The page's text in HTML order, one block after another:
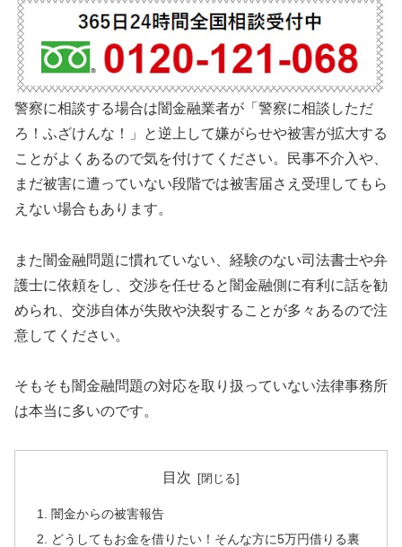
警察に相談する場合は闇金融業者が「警察に相談しただ
ろ！ふざけんな！」と逆上して嫌がらせや被害が拡大する
ことがよくあるので気を付けてください。民事不介入や、
まだ被害に遭っていない段階では被害届さえ受理してもら
えない場合もあります。
また闇金融問題に慣れていない、経験のない司法書士や弁
護士に依頼をし、交渉を任せると闇金融側に有利に話を勧
められ、交渉自体が失敗や決裂することが多々あるので注
意してください。
そもそも闇金融問題の対応を取り扱っていない法律事務所
は本当に多いのです。
目次
闇金からの被害報告
どうしてもお金を借りたい！そんな方に5万円借りる裏